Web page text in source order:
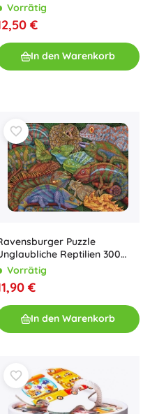
Vorrätig
€
In den Warenkorb
Puzzle
Reptilien 300
Vorrätig
€
In den Warenkorb